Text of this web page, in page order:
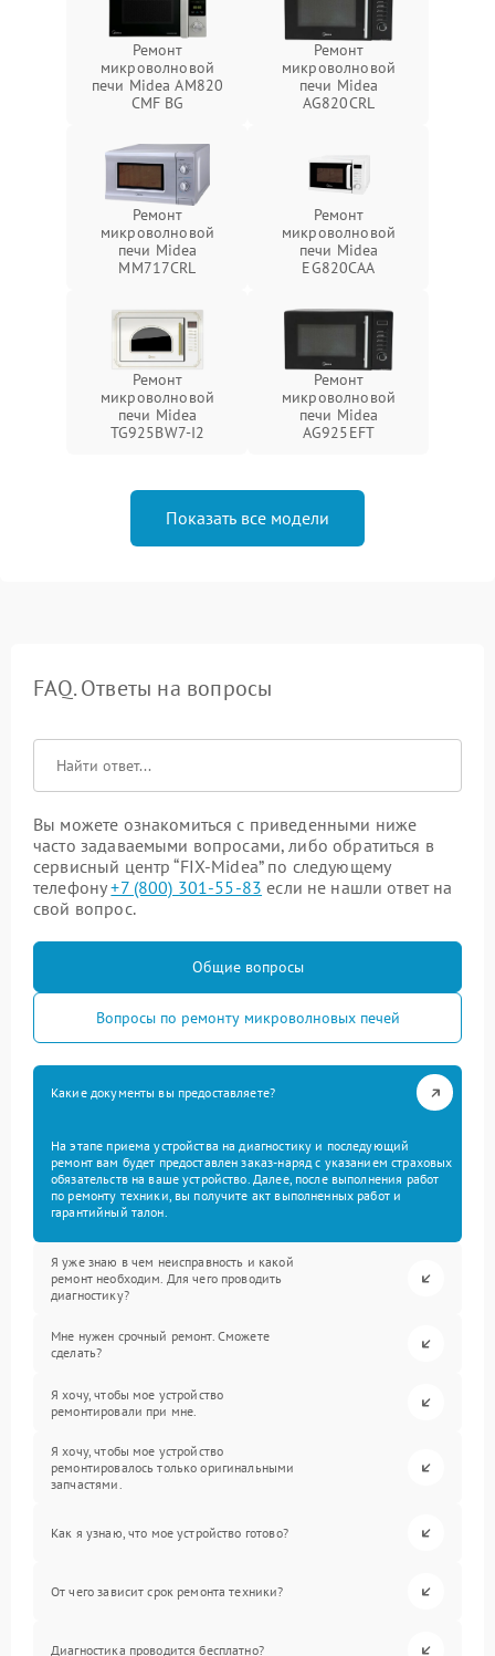
Ремонт
микроволновой
печи Midea AM820
CMF BG
Ремонт
микроволновой
печи Midea
AG820CRL
Ремонт
микроволновой
печи Midea
MM717CRL
Ремонт
микроволновой
печи Midea
EG820CAA
Ремонт
микроволновой
печи Midea
TG925BW7-I2
Ремонт
микроволновой
печи Midea
AG925EFT
Показать все модели
FAQ. Ответы на вопросы
Вы можете ознакомиться с приведенными ниже
часто задаваемыми вопросами, либо обратиться в
сервисный центр “FIX-Midea” по следующему
телефону+7 (800) 301-55-83 если не нашли ответ на
свой вопрос.
Общие вопросы
Вопросы по ремонту микроволновых печей
Какие документы вы предоставляете?
На этапе приема устройства на диагностику и последующий
ремонт вам будет предоставлен заказ-наряд с указанием страховых
обязательств на ваше устройство. Далее, после выполнения работ
по ремонту техники, вы получите акт выполненных работ и
гарантийный талон.
Я уже знаю в чем неисправность и какой
ремонт необходим. Для чего проводить
диагностику?
Мне нужен срочный ремонт. Сможете
сделать?
Я хочу, чтобы мое устройство
ремонтировали при мне.
Я хочу, чтобы мое устройство
ремонтировалось только оригинальными
запчастями.
Как я узнаю, что мое устройство готово?
От чего зависит срок ремонта техники?
Диагностика проводится бесплатно?